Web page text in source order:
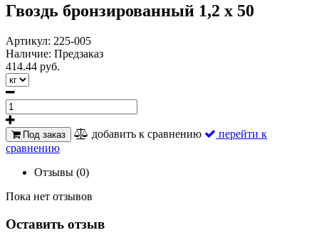
Гвоздь бронзированный 1,2 х 50
Артикул: 225-005
Наличие: Предзаказ
414.44 руб.
Под заказ добавить к сравнению
перейти к
сравнению
Отзывы (0)
Пока нет отзывов
Оставить отзыв